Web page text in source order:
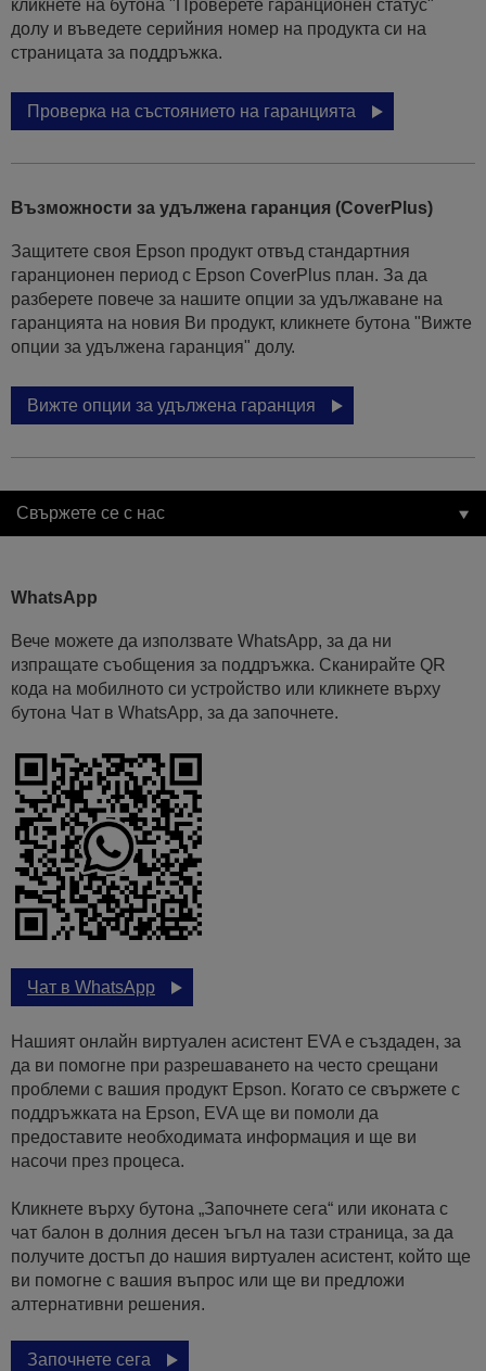
кликнете на бутона "Проверете гаранционен статус"
долу и въведете серийния номер на продукта си на
страницата за поддръжка.
Проверка на състоянието на гаранцията
Възможности за удължена гаранция (CoverPlus)
Защитете своя Epson продукт отвъд стандартния
гаранционен период с Epson CoverPlus план. За да
разберете повече за нашите опции за удължаване на
гаранцията на новия Ви продукт, кликнете бутона "Вижте
опции за удължена гаранция" долу.
Вижте опции за удължена гаранция
Свържете се с нас
WhatsApp
Вече можете да използвате WhatsApp, за да ни
изпращате съобщения за поддръжка. Сканирайте QR
кода на мобилното си устройство или кликнете върху
бутона Чат в WhatsApp, за да започнете.
Чат в WhatsApp
Нашият онлайн виртуален асистент EVA е създаден, за
да ви помогне при разрешаването на често срещани
проблеми с вашия продукт Epson. Когато се свържете с
поддръжката на Epson, EVA ще ви помоли да
предоставите необходимата информация и ще ви
насочи през процеса.
Кликнете върху бутона „Започнете сега“ или иконата с
чат балон в долния десен ъгъл на тази страница, за да
получите достъп до нашия виртуален асистент, който ще
ви помогне с вашия въпрос или ще ви предложи
алтернативни решения.
Започнете сега